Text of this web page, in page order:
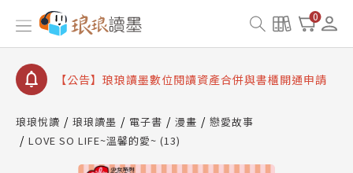
0
【公告】琅琅書店服務升級重要說明及資產合併結果
查詢
【公告】因 Readmoo 讀墨系統維護中，本站同步暫
【公告】琅琅讀墨數位閱讀資產合併與書櫃開通申請
【公告】琅琅讀墨 3 分鐘完成書櫃開通與資產合併申
請圖文教學
【公告】琅琅書店服務升級重要說明及資產合併結果
琅琅悅讀 琅琅讀墨 電子書 漫畫
戀愛故事
LOVE SO LIFE~溫馨的愛~ (13)